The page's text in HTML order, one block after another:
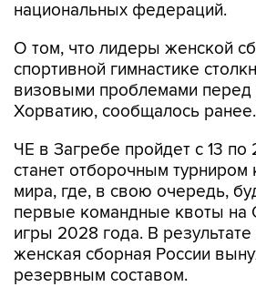
национальных федераций.
О том, что лидеры женской
спортивной гимнастике
визовыми проблемами перед
Хорватию, сообщалось ранее.
ЧЕ в Загребе пройдет с 13 по
станет отборочным турниром
мира, где, в свою очередь,
первые командные квоты на
игры 2028 года. В
женская сборная России
резервным составом.